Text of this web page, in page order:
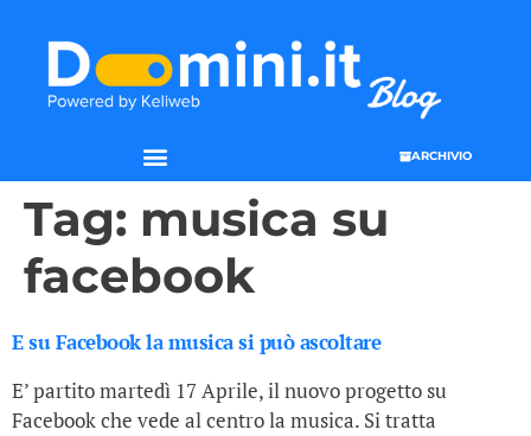
ARCHIVIO
Tag: musica su
facebook
E su Facebook la musica si può ascoltare
E’ partito martedì 17 Aprile, il nuovo progetto su
Facebook che vede al centro la musica. Si tratta